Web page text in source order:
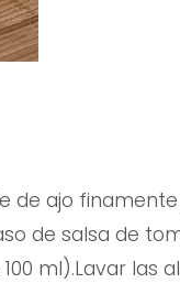
de ajo
de salsa de
ml).Lavar las